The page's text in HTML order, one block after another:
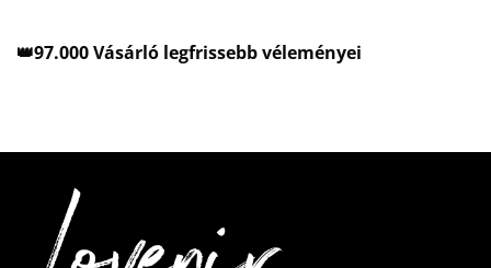
👑97.000 Vásárló legfrissebb véleményei